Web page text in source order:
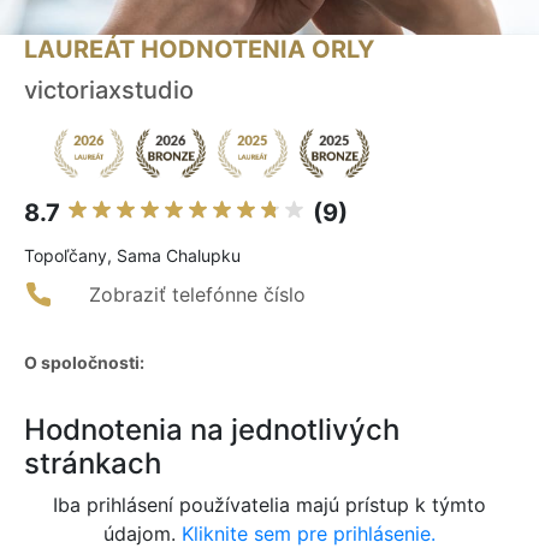
LAUREÁT HODNOTENIA ORLY
victoriaxstudio
8.7 (9)
Topoľčany, Sama Chalupku
Zobraziť telefónne číslo
O spoločnosti:
Hodnotenia na jednotlivých
stránkach
Iba prihlásení používatelia majú prístup k týmto
údajom. Kliknite sem pre prihlásenie.